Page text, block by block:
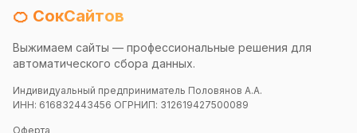
🍊 СокСайтов
Выжимаем сайты — профессиональные решения для
автоматического сбора данных.
Индивидуальный предприниматель Половянов А.А.
ИНН: 616832443456 ОГРНИП: 312619427500089
Оферта